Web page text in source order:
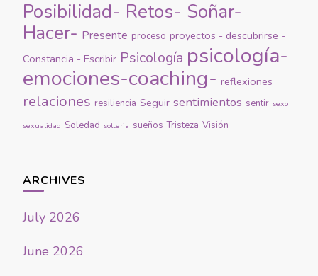
Posibilidad- Retos- Soñar-
Hacer- Presente proceso proyectos - descubrirse -
Constancia - Escribir Psicología psicología-
emociones-coaching- reflexiones
relaciones resiliencia Seguir sentimientos sentir sexo
sexualidad Soledad solteria sueños Tristeza Visión
ARCHIVES
July 2026
June 2026